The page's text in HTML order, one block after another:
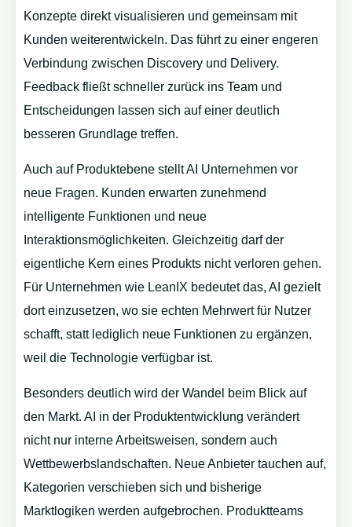
Konzepte direkt visualisieren und gemeinsam mit
Kunden weiterentwickeln. Das führt zu einer engeren
Verbindung zwischen Discovery und Delivery.
Feedback fließt schneller zurück ins Team und
Entscheidungen lassen sich auf einer deutlich
besseren Grundlage treffen.
Auch auf Produktebene stellt AI Unternehmen vor
neue Fragen. Kunden erwarten zunehmend
intelligente Funktionen und neue
Interaktionsmöglichkeiten. Gleichzeitig darf der
eigentliche Kern eines Produkts nicht verloren gehen.
Für Unternehmen wie LeanIX bedeutet das, AI gezielt
dort einzusetzen, wo sie echten Mehrwert für Nutzer
schafft, statt lediglich neue Funktionen zu ergänzen,
weil die Technologie verfügbar ist.
Besonders deutlich wird der Wandel beim Blick auf
den Markt. AI in der Produktentwicklung verändert
nicht nur interne Arbeitsweisen, sondern auch
Wettbewerbslandschaften. Neue Anbieter tauchen auf,
Kategorien verschieben sich und bisherige
Marktlogiken werden aufgebrochen. Produktteams